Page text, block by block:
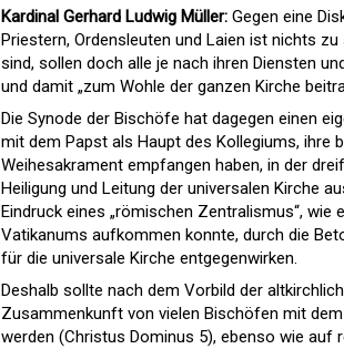
Kardinal Gerhard Ludwig Müller: Gegen eine
Priestern, Ordensleuten und Laien ist nichts
sind, sollen doch alle je nach ihren Diensten
und damit „zum Wohle der ganzen Kirche
Die Synode der Bischöfe hat dagegen einen
mit dem Papst als Haupt des Kollegiums, ihre
Weihesakrament empfangen haben, in der
Heiligung und Leitung der universalen Kirche
Eindruck eines „römischen Zentralismus“,
Vatikanums aufkommen konnte, durch die
für die universale Kirche entgegenwirken.
Deshalb sollte nach dem Vorbild der
Zusammenkunft von vielen Bischöfen mit
werden (Christus Dominus 5), ebenso wie auf